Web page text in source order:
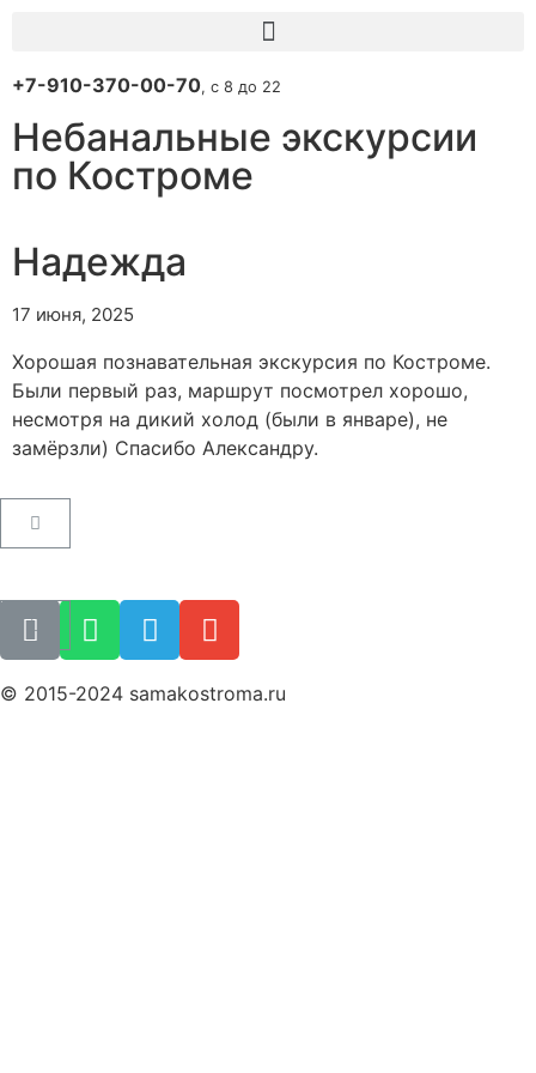
+7-910-370-00-70, с 8 до 22
Небанальные экскурсии
по Костроме
Надежда
17 июня, 2025
Хорошая познавательная экскурсия по Костроме.
Были первый раз, маршрут посмотрел хорошо,
несмотря на дикий холод (были в январе), не
замёрзли) Спасибо Александру.
Пользовательское соглашение
Как купить билет
© 2015-2024 samakostroma.ru